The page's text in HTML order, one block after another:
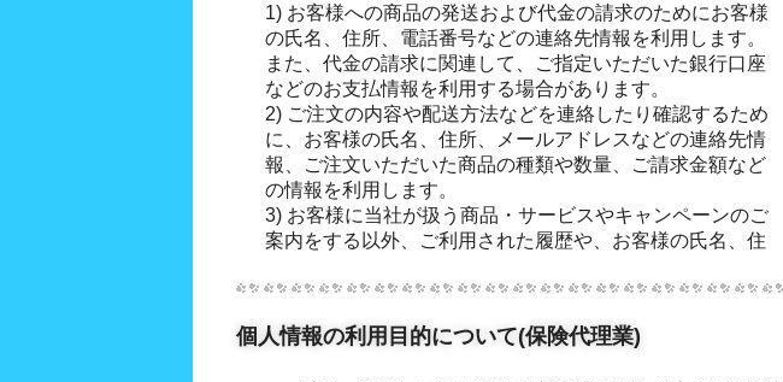
1) お客様への商品の発送および代金の請求のためにお客様
の氏名、住所、電話番号などの連絡先情報を利用します。
また、代金の請求に関連して、ご指定いただいた銀行口座
などのお支払情報を利用する場合があります。
2) ご注文の内容や配送方法などを連絡したり確認するため
に、お客様の氏名、住所、メールアドレスなどの連絡先情
報、ご注文いただいた商品の種類や数量、ご請求金額など
の情報を利用します。
3) お客様に当社が扱う商品・サービスやキャンペーンのご
案内をする以外、ご利用された履歴や、お客様の氏名、住
個人情報の利用目的について(保険代理業)